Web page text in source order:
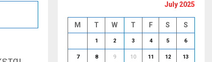
July 2025
M T W T F S S
1 2 3 4 5 6
7 8 9 10 11 12 13